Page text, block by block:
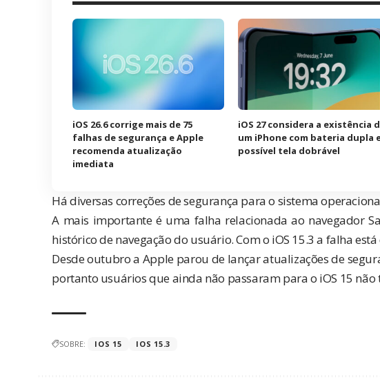
iOS 26.6 corrige mais de 75
falhas de segurança e Apple
recomenda atualização
imediata
iOS 27 considera a existência
um iPhone com bateria dupla
possível tela dobrável
Há diversas correções de segurança para o sistema
A mais importante é uma falha relacionada ao navegador
histórico de navegação do usuário. Com o iOS 15.3 a falha
Desde outubro a Apple parou de lançar atualizações de
portanto usuários que ainda não passaram para o iOS 15 não
SOBRE: IOS 15 IOS 15.3